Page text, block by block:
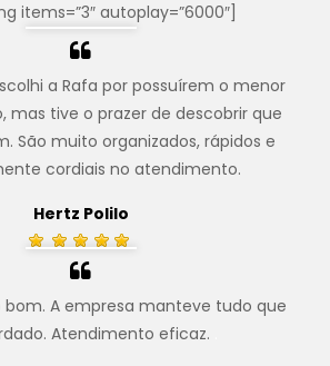
items=”3″ autoplay=”6000″]
a Rafa por possuírem o menor
mas tive o prazer de descobrir que
São muito organizados, rápidos e
cordiais no atendimento.
Hertz Polilo
A empresa manteve tudo que
Atendimento eficaz.